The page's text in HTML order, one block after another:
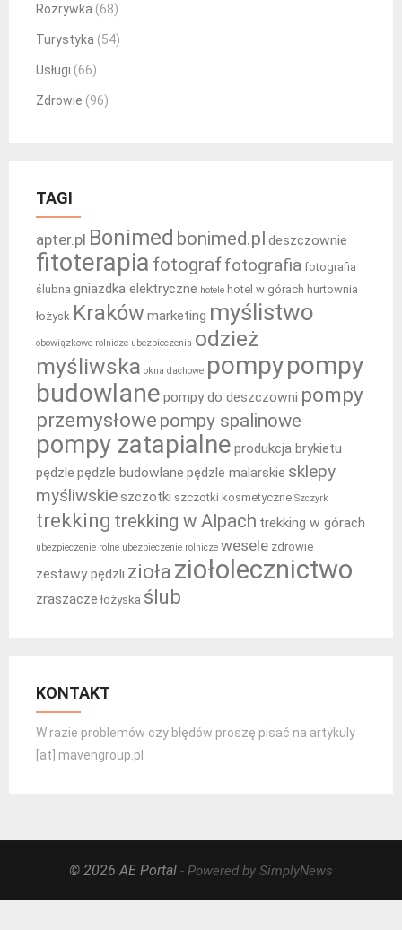
Rozrywka (68)
Turystyka (54)
Usługi (66)
Zdrowie (96)
TAGI
apter.pl Bonimed bonimed.pl deszczownie
fitoterapia fotograffotografia fotografia
ślubna gniazdka elektryczne hotele hotel w górach hurtownia
łożysk Kraków marketing myślistwo
obowiązkowe rolnicze ubezpieczenia odzież
myśliwska okna dachowe pompypompy
budowlane pompy do deszczowni pompy
przemysłowe pompy spalinowe
pompy zatapialne produkcja brykietu
pędzle pędzle budowlane pędzle malarskie sklepy
myśliwskieszczotki szczotki kosmetyczne Szczyrk
trekking trekking w Alpach trekking w górach
ubezpieczenie rolne ubezpieczenie rolnicze wesele zdrowie
zestawy pędzli zioła ziołolecznictwo
zraszacze łożyska ślub
KONTAKT
W razie problemów czy błędów proszę pisać na artykuly
[at] mavengroup.pl
© 2026 AE Portal - Powered by SimplyNews